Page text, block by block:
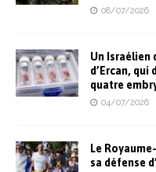
08/07/2026
Un Israélien
d’Ercan, qui
quatre
04/07/2026
Le
sa défense